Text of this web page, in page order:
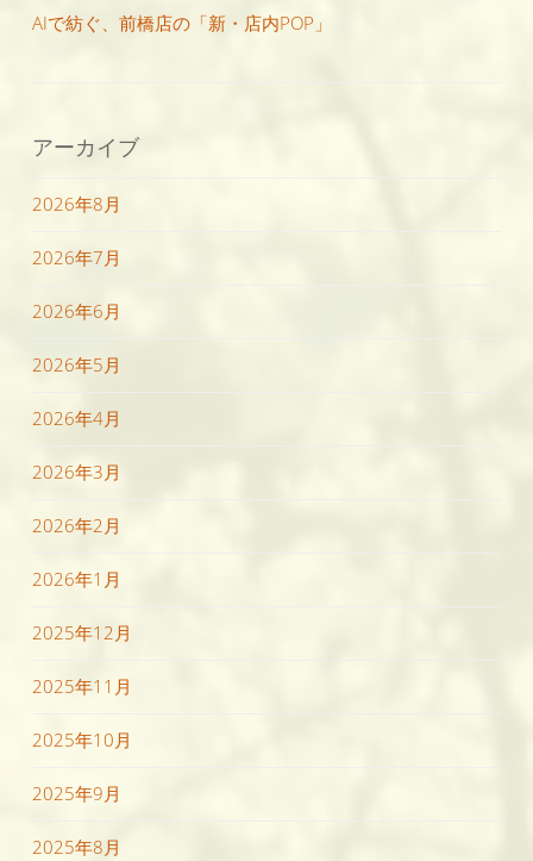
AIで紡ぐ、前橋店の「新・店内POP」
アーカイブ
2026年8月
2026年7月
2026年6月
2026年5月
2026年4月
2026年3月
2026年2月
2026年1月
2025年12月
2025年11月
2025年10月
2025年9月
2025年8月